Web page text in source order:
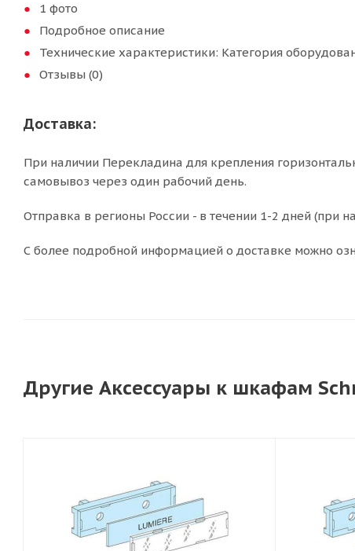
1 фото
Подробное описание
Технические характеристики: Категория
Отзывы (0)
Доставка:
При наличии Перекладина для крепления
самовывоз через один рабочий день.
Отправка в регионы России - в течении 1-2 дней (при
С более подробной информацией о доставке можно
Другие Аксессуары к шкафам